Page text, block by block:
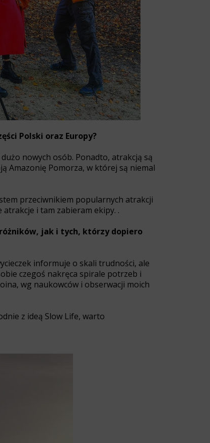
Polski oraz Europy?
nowych osób. Ponadto, atrakcją są
Amazonię Pomorza, w której są niemal
przeciwnikiem popularnych atrakcji
i tam zabieram ekipy. .
jak i tych, którzy dopiero
informuje o skali trudności, ale
czegoś nakręca spirale potrzeb i
wg naukowców i obserwacji moich
z ideą Slow Life, warto